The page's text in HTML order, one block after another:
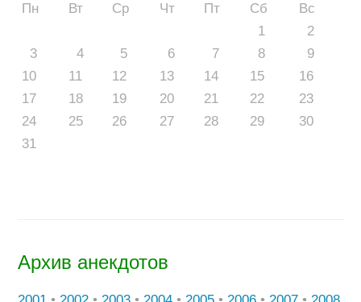
Пн Вт Ср Чт Пт Сб
Вс
1
2
3
4 5 6 7 8
9
10
11 12 13 14 15
16
17
18 19 20 21 22
23
24
25 26 27 28 29
30
31
Архив анекдотов